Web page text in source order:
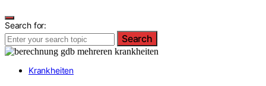
Search for:
Search
Krankheiten